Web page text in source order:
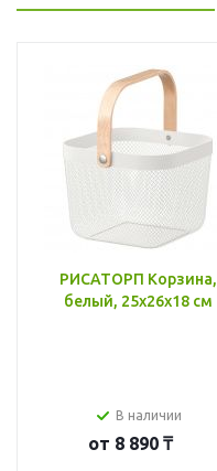
РИСАТОРП Корзина,
белый, 25x26x18 см
В наличии
от 8 890 ₸